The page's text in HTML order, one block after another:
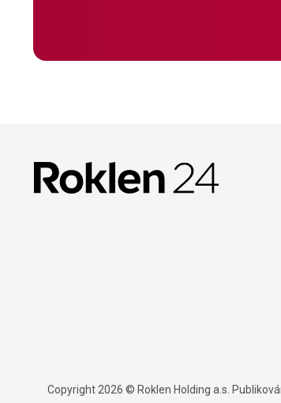
Copyright 2026 © Roklen Holding a.s.